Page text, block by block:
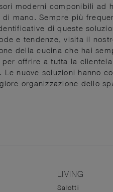
moderni componibili ad
mano. Sempre più
di queste
e tendenze, visita il
della cucina che hai
offrire a tutta la
Le nuove soluzioni hanno
organizzazione dello
LIVING
Salotti